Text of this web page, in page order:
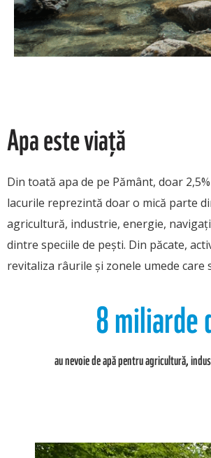
Apa este viață
Din toată apa de pe Pământ, doar
lacurile reprezintă doar o mică parte
agricultură, industrie, energie,
dintre speciile de pești. Din păcate,
revitaliza râurile și zonele umede
8 miliarde
au nevoie de apă pentru agricultură,